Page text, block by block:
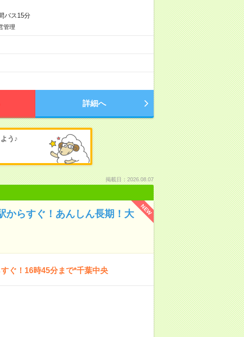
バス15分
管理
詳細へ
う♪
掲載日：2026.08.07
NEW
からすぐ！あんしん長期！大
ぐ！16時45分まで*千葉中央